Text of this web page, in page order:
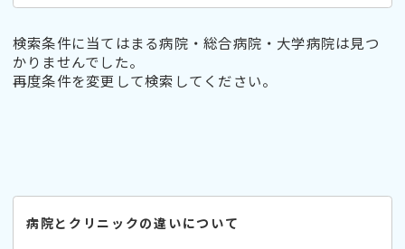
検索条件に当てはまる病院・総合病院・大学病院は見つ
かりませんでした。
再度条件を変更して検索してください。
病院とクリニックの違いについて